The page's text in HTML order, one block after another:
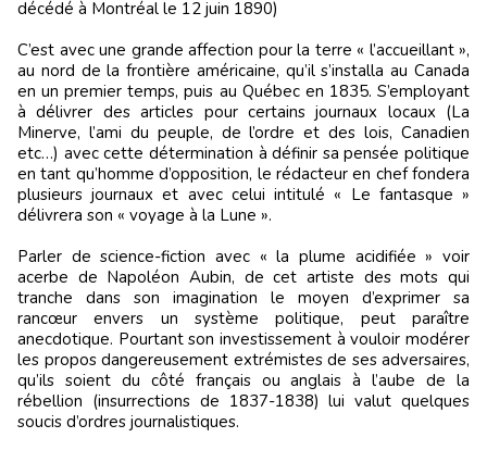
décédé à Montréal le 12 juin 1890)
C’est avec une grande affection pour la terre « l’accueillant »,
au nord de la frontière américaine, qu’il s’installa au Canada
en un premier temps, puis au Québec en 1835. S’employant
à délivrer des articles pour certains journaux locaux (La
Minerve, l’ami du peuple, de l’ordre et des lois, Canadien
etc…) avec cette détermination à définir sa pensée politique
en tant qu’homme d’opposition, le rédacteur en chef fondera
plusieurs journaux et avec celui intitulé « Le fantasque »
délivrera son « voyage à la Lune ».
Parler de science-fiction avec « la plume acidifiée » voir
acerbe de Napoléon Aubin, de cet artiste des mots qui
tranche dans son imagination le moyen d’exprimer sa
rancœur envers un système politique, peut paraître
anecdotique. Pourtant son investissement à vouloir modérer
les propos dangereusement extrémistes de ses adversaires,
qu’ils soient du côté français ou anglais à l’aube de la
rébellion (insurrections de 1837-1838) lui valut quelques
soucis d’ordres journalistiques.